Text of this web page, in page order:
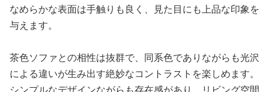
なめらかな表面は手触りも良く、見た目にも上品な印象を
与えます。
茶色ソファとの相性は抜群で、同系色でありながらも光沢
による違いが生み出す絶妙なコントラストを楽しめます。